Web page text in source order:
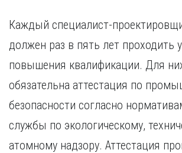
Каждый специалист-
должен раз в пять лет проходить
повышения квалификации. Для
обязательна аттестация по
безопасности согласно
службы по экологическому,
атомному надзору. Аттестация